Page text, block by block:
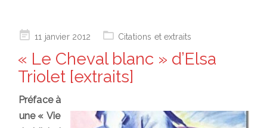
Posted11 janvier 2012 Citations et extraits
« Le Cheval blanc » d’Elsa
Triolet [extraits]
Préface à
une « Vie